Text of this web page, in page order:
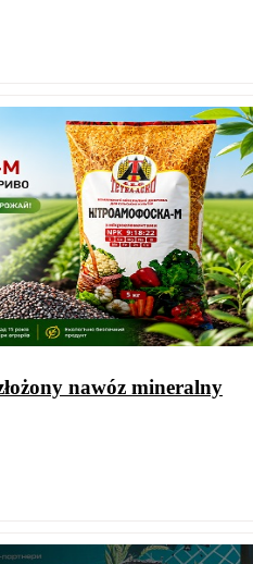
nawóz mineralny